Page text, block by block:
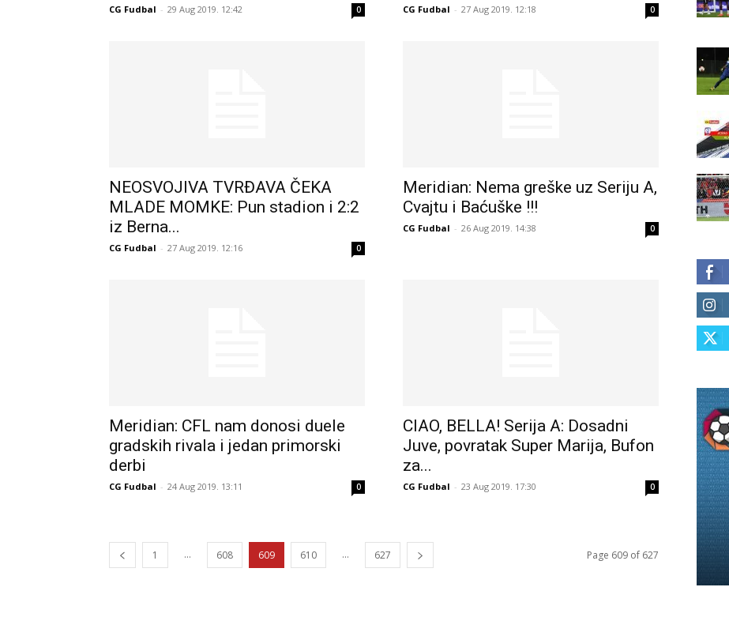
CG Fudbal - 29 Aug 2019. 12:42 0 CG Fudbal - 27 Aug 2019. 12:18 0
NEOSVOJIVA TVRĐAVA ČEKA
MLADE MOMKE: Pun stadion i 2:2
iz Berna...
CG Fudbal - 27 Aug 2019. 12:16 0
Meridian: Nema greške uz Seriju A,
Cvajtu i Baćuške !!!
CG Fudbal - 26 Aug 2019. 14:38 0
Meridian: CFL nam donosi duele
gradskih rivala i jedan primorski
derbi
CG Fudbal - 24 Aug 2019. 13:11 0
CIAO, BELLA! Serija A: Dosadni
Juve, povratak Super Marija, Bufon
za...
CG Fudbal - 23 Aug 2019. 17:30 0
1 ... 608 609 610 ... 627 Page 609 of 627